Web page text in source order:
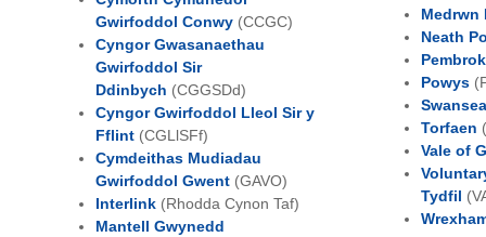
Gwirfoddol Conwy (CCGC)
Cyngor Gwasanaethau
Gwirfoddol Sir
Ddinbych (CGGSDd)
Cyngor Gwirfoddol Lleol Sir y
Fflint (CGLlSFf)
Cymdeithas Mudiadau
Gwirfoddol Gwent (GAVO)
Interlink (Rhodda Cynon Taf)
Mantell Gwynedd
Medrwn
Neath
Powys
Swansea
Torfaen
Vale of
Tydfil